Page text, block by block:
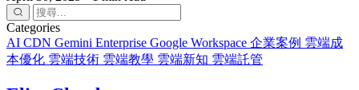
Categories
AI CDN Gemini Enterprise Google Workspace 企業案例 雲端成
本優化 雲端技術 雲端教學 雲端新知 雲端託管